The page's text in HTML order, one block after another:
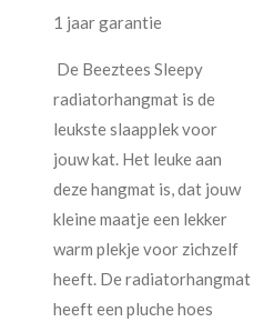
1 jaar garantie
De Beeztees Sleepy
radiatorhangmat is de
leukste slaapplek voor
jouw kat. Het leuke aan
deze hangmat is, dat jouw
kleine maatje een lekker
warm plekje voor zichzelf
heeft. De radiatorhangmat
heeft een pluche hoes